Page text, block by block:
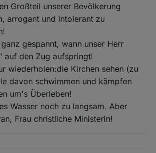
Großteil unserer Bevölkerung
arrogant und intolerant zu
gespannt, wann unser Herr
auf den Zug aufspringt!
wiederholen:die Kirchen sehen (zu
davon schwimmen und kämpfen
um's Überleben!
Wasser noch zu langsam. Aber
Frau christliche Ministerin!